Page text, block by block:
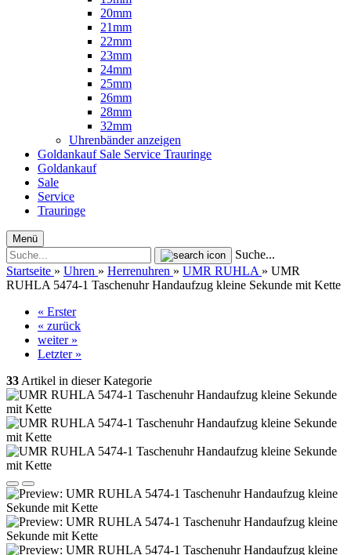
20mm
21mm
22mm
23mm
24mm
25mm
26mm
28mm
32mm
Uhrenbänder anzeigen
Goldankauf Sale Service Trauringe
Goldankauf
Sale
Service
Trauringe
Menü
Suche...
Startseite » Uhren » Herrenuhren » UMR RUHLA » UMR
RUHLA 5474-1 Taschenuhr Handaufzug kleine Sekunde mit Kette
« Erster
« zurück
weiter »
Letzter »
33 Artikel in dieser Kategorie